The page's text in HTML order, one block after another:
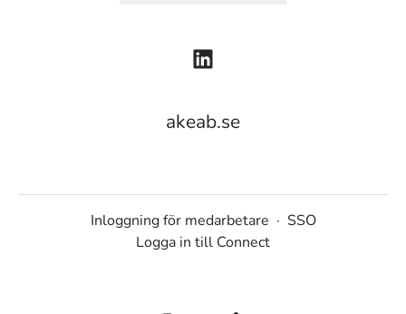
akeab.se
Inloggning för medarbetare · SSO
Logga in till Connect